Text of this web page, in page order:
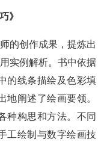
》
的创作成果，提炼出
实例解析。书中依据
的线条描绘及色彩填
地阐述了绘画要领。
种构思和方法。不同
工绘制与数字绘画技